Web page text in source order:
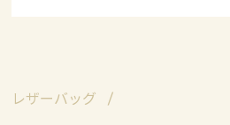
レザーバッグ